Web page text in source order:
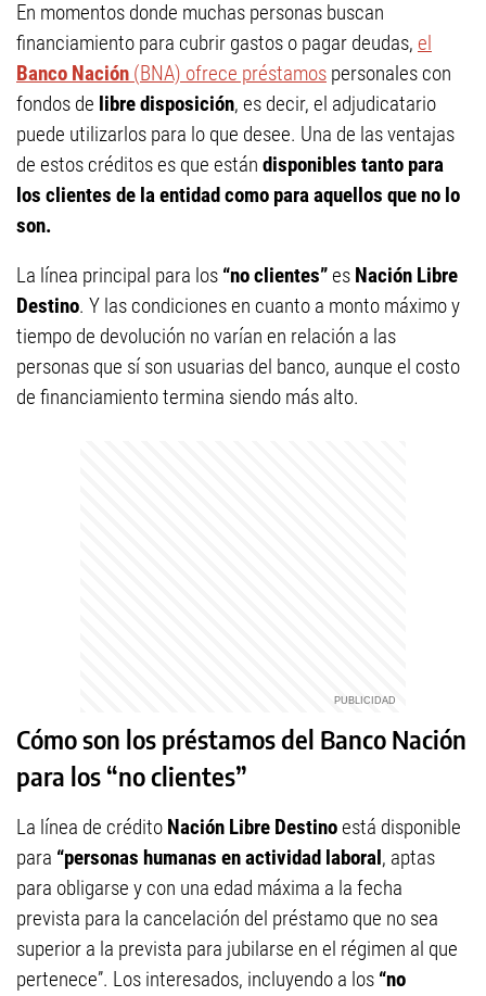
En momentos donde muchas personas buscan
financiamiento para cubrir gastos o pagar deudas, el
Banco Nación (BNA) ofrece préstamos personales con
fondos de libre disposición, es decir, el adjudicatario
puede utilizarlos para lo que desee. Una de las ventajas
de estos créditos es que están disponibles tanto para
los clientes de la entidad como para aquellos que no lo
son.
La línea principal para los “no clientes”es Nación Libre
Destino. Y las condiciones en cuanto a monto máximo y
tiempo de devolución no varían en relación a las
personas que sí son usuarias del banco, aunque el costo
de financiamiento termina siendo más alto.
Cómo son los préstamos del Banco Nación
para los “no clientes”
La línea de crédito Nación Libre Destinoestá disponible
para “personas humanas en actividad laboral, aptas
para obligarse y con una edad máxima a la fecha
prevista para la cancelación del préstamo que no sea
superior a la prevista para jubilarse en el régimen al que
pertenece”. Los interesados, incluyendo a los “no